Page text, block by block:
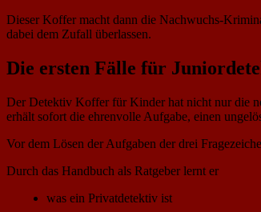
Dieser Koffer macht dann die Nachwuchs-
dabei dem Zufall überlassen.
Die ersten Fälle für
Der Detektiv Koffer für Kinder hat nicht nur die
erhält sofort die ehrenvolle Aufgabe, einen
Vor dem Lösen der Aufgaben der drei
Durch das Handbuch als Ratgeber lernt er
was ein Privatdetektiv ist